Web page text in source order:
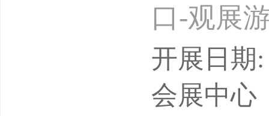
口-观展
待定）
期：一
开展日期
会展中心